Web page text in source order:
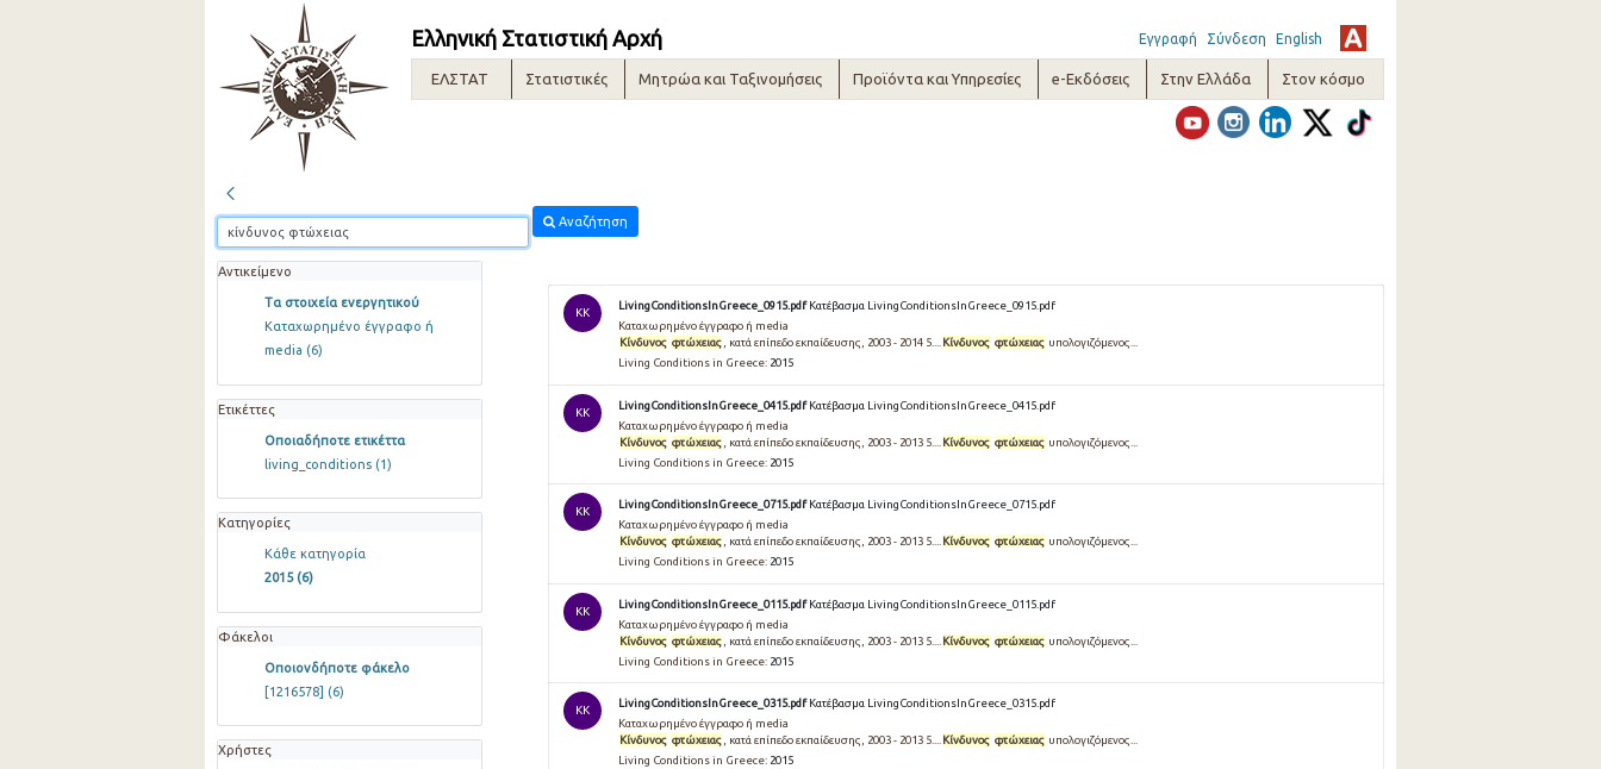
Ελληνική Στατιστική Αρχή Εγγραφή Σύνδεση English
ΕΛΣΤΑΤ Στατιστικές Μητρώα και Ταξινομήσεις Προϊόντα και Υπηρεσίες e-Εκδόσεις Στην Ελλάδα Στον κόσμο
Αναζήτηση
Αντικείμενο
Τα στοιχεία ενεργητικού
Καταχωρημένο έγγραφο ή
media (6)
Ετικέττες
Οποιαδήποτε ετικέττα
living_conditions (1)
Κατηγορίες
Κάθε κατηγορία
2015 (6)
Φάκελοι
Οποιονδήποτε φάκελο
[1216578] (6)
Χρήστες
KK
LivingConditionsInGreece_0915.pdf Κατέβασμα LivingConditionsInGreece_0915.pdf
Καταχωρημένο έγγραφο ή media
Κίνδυνος φτώχειας, κατά επίπεδο εκπαίδευσης, 2003 - 2014 5....Κίνδυνος φτώχειας υπολογιζόμενος...
Living Conditions in Greece: 2015
KK
LivingConditionsInGreece_0415.pdf Κατέβασμα LivingConditionsInGreece_0415.pdf
Καταχωρημένο έγγραφο ή media
Κίνδυνος φτώχειας , κατά επίπεδο εκπαίδευσης, 2003 - 2013 5.... Κίνδυνος φτώχειας υπολογιζόμενος...
Living Conditions in Greece: 2015
KK
LivingConditionsInGreece_0715.pdf Κατέβασμα LivingConditionsInGreece_0715.pdf
Καταχωρημένο έγγραφο ή media
Κίνδυνος φτώχειας, κατά επίπεδο εκπαίδευσης, 2003 - 2013 5....Κίνδυνος φτώχειας υπολογιζόμενος...
Living Conditions in Greece: 2015
KK
LivingConditionsInGreece_0115.pdf Κατέβασμα LivingConditionsInGreece_0115.pdf
Καταχωρημένο έγγραφο ή media
Κίνδυνος φτώχειας , κατά επίπεδο εκπαίδευσης, 2003 - 2013 5.... Κίνδυνος φτώχειας υπολογιζόμενος...
Living Conditions in Greece: 2015
KK
LivingConditionsInGreece_0315.pdf Κατέβασμα LivingConditionsInGreece_0315.pdf
Καταχωρημένο έγγραφο ή media
Κίνδυνος φτώχειας, κατά επίπεδο εκπαίδευσης, 2003 - 2013 5....Κίνδυνος φτώχειας υπολογιζόμενος...
Living Conditions in Greece: 2015